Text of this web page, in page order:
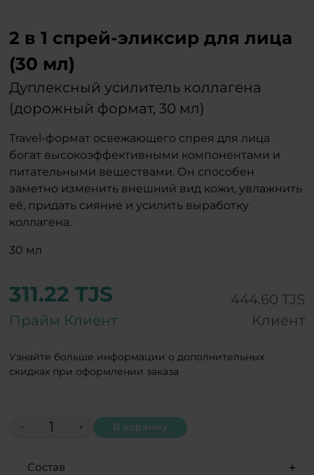
2 в 1 спрей-эликсир для лица
(30 мл)
Дуплексный усилитель коллагена
(дорожный формат, 30 мл)
Travel-формат освежающего спрея для лица
богат высокоэффективными компонентами и
питательными веществами. Он способен
заметно изменить внешний вид кожи, увлажнить
её, придать сияние и усилить выработку
коллагена.
30 мл
311.22 TJS
Прайм Клиент
444.60 TJS
Клиент
Узнайте больше информации о дополнительных
скидках при оформлении заказа
− + В корзину
Состав